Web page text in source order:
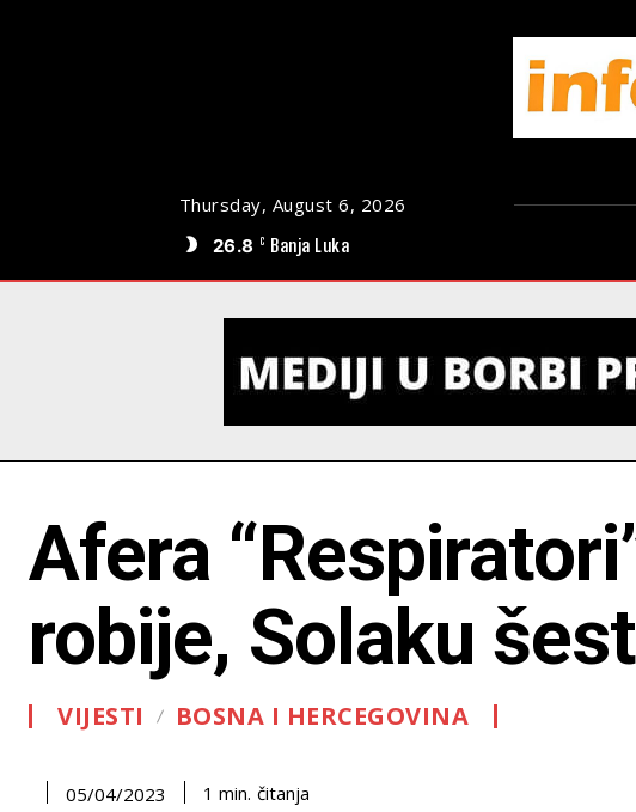
Thursday, August 6, 2026
26.8 C Banja Luka
Afera
robije, Solaku
VIJESTI BOSNA I HERCEGOVINA
05/04/2023 1 min. čitanja